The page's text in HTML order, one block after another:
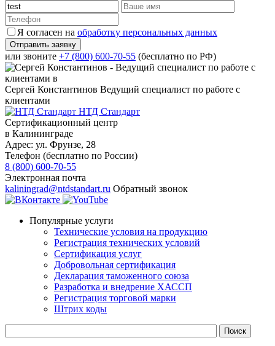
Я согласен на обработку персональных данных
или звоните +7 (800) 600-70-55 (бесплатно по РФ)
Сергей Константинов Ведущий специалист по работе с
клиентами
НТД Стандарт
Сертификационный центр
в Калининграде
Адрес: ул. Фрунзе, 28
Телефон (бесплатно по России)
8 (800) 600-70-55
Электронная почта
kaliningrad@ntdstandart.ru Обратный звонок
Популярные услуги
Технические условия на продукцию
Регистрация технических условий
Сертификация услуг
Добровольная сертификация
Декларация таможенного союза
Разработка и внедрение ХАССП
Регистрация торговой марки
Штрих коды